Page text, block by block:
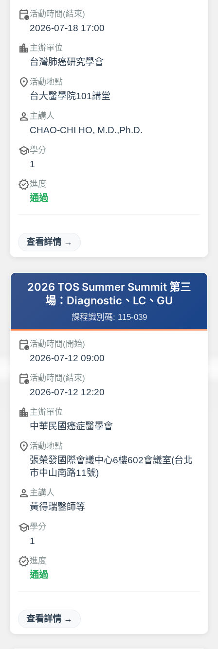
calendar_clock活動時間(結束)
2026-07-18 17:00
location_city 主辦單位
台灣肺癌研究學會
location_on 活動地點
台大醫學院101講堂
person 主講人
CHAO-CHI HO, M.D.,Ph.D.
school學分
1
verified進度
通過
查看詳情 →
2026 TOS Summer Summit 第三
場：Diagnostic、LC、GU
課程識別碼: 115-039
calendar_clock活動時間(開始)
2026-07-12 09:00
calendar_clock活動時間(結束)
2026-07-12 12:20
location_city 主辦單位
中華民國癌症醫學會
location_on 活動地點
張榮發國際會議中心6樓602會議室(台北
市中山南路11號)
person 主講人
黃得瑞醫師等
school學分
1
verified進度
通過
查看詳情 →